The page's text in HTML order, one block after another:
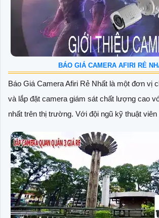
BÁO GIÁ CAMERA AFIRI RẺ
Báo Giá Camera Afiri Rẻ Nhất là một đơn vị
và lắp đặt camera giám sát chất lượng cao
nhất trên thị trường. Với đội ngũ kỹ thuật viên